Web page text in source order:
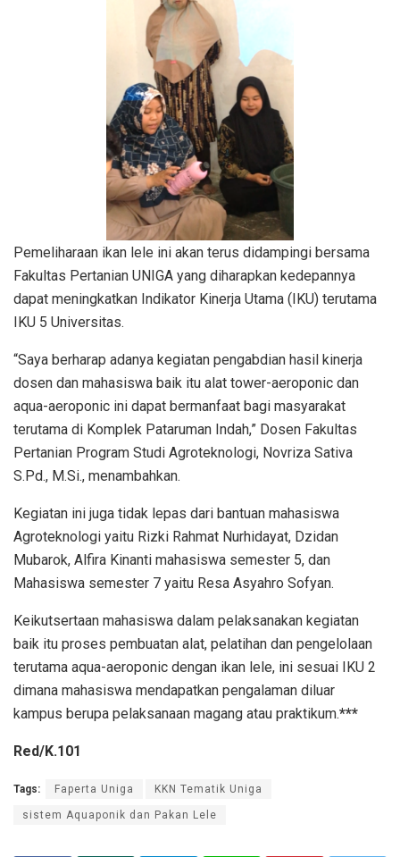
Pemeliharaan ikan lele ini akan terus didampingi bersama
Fakultas Pertanian UNIGA yang diharapkan kedepannya
dapat meningkatkan Indikator Kinerja Utama (IKU) terutama
IKU 5 Universitas.
“Saya berharap adanya kegiatan pengabdian hasil kinerja
dosen dan mahasiswa baik itu alat tower-aeroponic dan
aqua-aeroponic ini dapat bermanfaat bagi masyarakat
terutama di Komplek Pataruman Indah,” Dosen Fakultas
Pertanian Program Studi Agroteknologi, Novriza Sativa
S.Pd., M.Si., menambahkan.
Kegiatan ini juga tidak lepas dari bantuan mahasiswa
Agroteknologi yaitu Rizki Rahmat Nurhidayat, Dzidan
Mubarok, Alfira Kinanti mahasiswa semester 5, dan
Mahasiswa semester 7 yaitu Resa Asyahro Sofyan.
Keikutsertaan mahasiswa dalam pelaksanakan kegiatan
baik itu proses pembuatan alat, pelatihan dan pengelolaan
terutama aqua-aeroponic dengan ikan lele, ini sesuai IKU 2
dimana mahasiswa mendapatkan pengalaman diluar
kampus berupa pelaksanaan magang atau praktikum.***
Red/K.101
Tags: Faperta Uniga KKN Tematik Uniga
sistem Aquaponik dan Pakan Lele